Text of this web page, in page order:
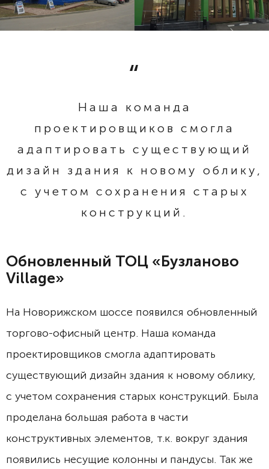
Наша команда
проектировщиков смогла
адаптировать существующий
дизайн здания к новому облику,
с учетом сохранения старых
конструкций.
Обновленный ТОЦ «Бузланово
Village»
На Новорижском шоссе появился обновленный
торгово-офисный центр. Наша команда
проектировщиков смогла адаптировать
существующий дизайн здания к новому облику,
с учетом сохранения старых конструкций. Была
проделана большая работа в части
конструктивных элементов, т.к. вокруг здания
появились несущие колонны и пандусы. Так же